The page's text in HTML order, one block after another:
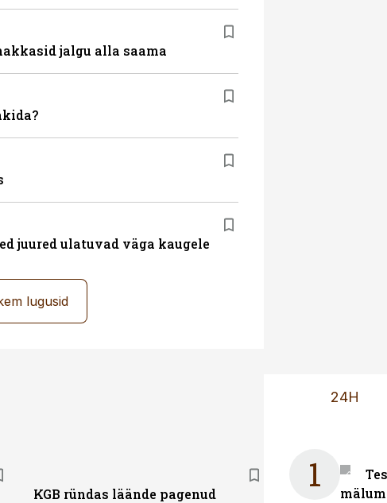
jalgu alla saama
juured ulatuvad väga kaugele
lugusid
KGB ründas läände pagenud
24H
1